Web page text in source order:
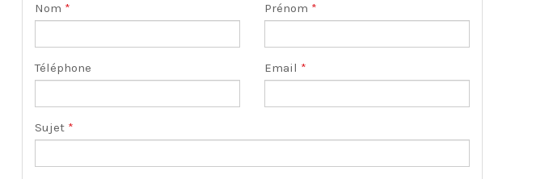
Nom * Prénom *
Téléphone Email *
Sujet *